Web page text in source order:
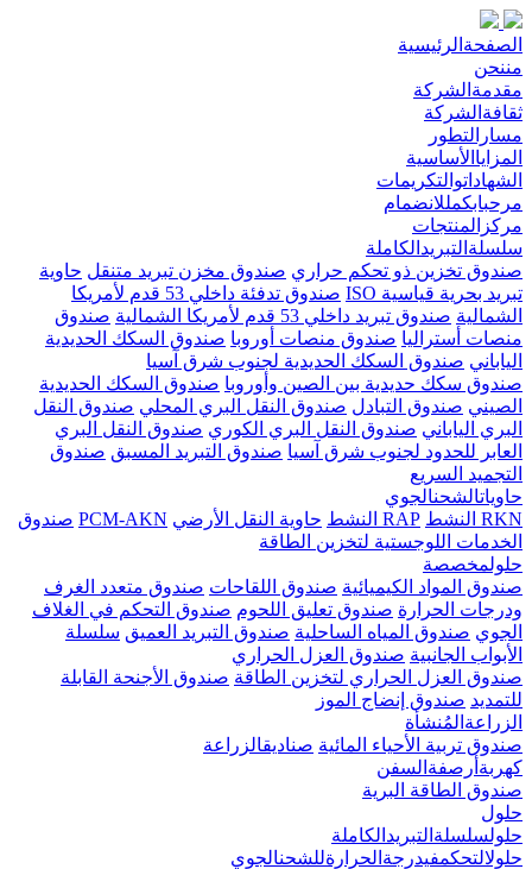
الصفحةالرئيسية
مننحن
مقدمةالشركة
ثقافةالشركة
مسارالتطور
المزاياالأساسية
الشهاداتوالتكريمات
مرحبابكمللانضمام
مركزالمنتجات
سلسلةالتبريدالكاملة
صندوق تخزين ذو تحكم حراري صندوق مخزن تبريد متنقل حاوية
تبريد بحرية قياسية ISO
صندوق تدفئة داخلي 53 قدم لأمريكا
الشمالية صندوق تبريد داخلي 53 قدم لأمريكا الشمالية
صندوق
منصات أستراليا صندوق منصات أوروبا صندوق السكك الحديدية
الياباني صندوق السكك الحديدية لجنوب شرق آسيا
صندوق سكك حديدية بين الصين وأوروبا صندوق السكك الحديدية
الصيني صندوق التبادل صندوق النقل البري المحلي صندوق النقل
البري الياباني صندوق النقل البري الكوري صندوق النقل البري
العابر للحدود لجنوب شرق آسيا صندوق التبريد المسبق صندوق
التجميد السريع
حاوياتالشحنالجوي
RKN النشط
RAP النشط حاوية النقل الأرضي PCM-AKN صندوق
الخدمات اللوجستية لتخزين الطاقة
حلولمخصصة
صندوق المواد الكيميائية صندوق اللقاحات صندوق متعدد الغرف
ودرجات الحرارة صندوق تعليق اللحوم صندوق التحكم في الغلاف
الجوي صندوق المياه الساحلية صندوق التبريد العميق سلسلة
الأبواب الجانبية صندوق العزل الحراري
صندوق العزل الحراري لتخزين الطاقة صندوق الأجنحة القابلة
للتمديد صندوق إنضاج الموز
الزراعةالمُنشأة
صندوق تربية الأحياء المائية صناديقالزراعة
كهربةأرصفةالسفن
صندوق الطاقة البرية
حلول
حلولسلسلةالتبريدالكاملة
حلولالتحكمفيدرجةالحرارةللشحنالجوي